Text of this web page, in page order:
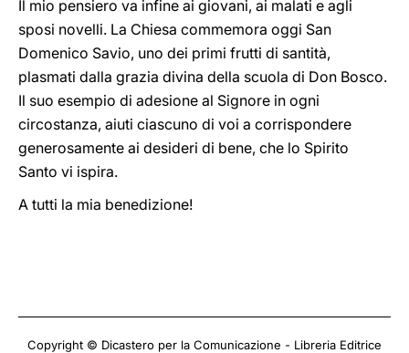
Il mio pensiero va infine ai giovani, ai malati e agli
sposi novelli. La Chiesa commemora oggi San
Domenico Savio, uno dei primi frutti di santità,
plasmati dalla grazia divina della scuola di Don Bosco.
Il suo esempio di adesione al Signore in ogni
circostanza, aiuti ciascuno di voi a corrispondere
generosamente ai desideri di bene, che lo Spirito
Santo vi ispira.
A tutti la mia benedizione!
Copyright © Dicastero per la Comunicazione - Libreria Editrice